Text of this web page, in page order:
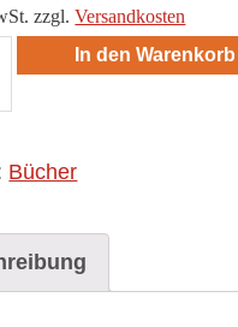
zzgl.Versandkosten
In den Warenkorb
Bücher